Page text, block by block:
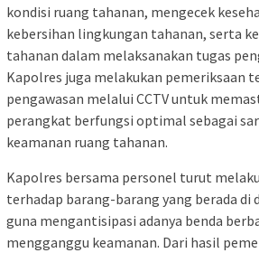
kondisi ruang tahanan, mengecek
kebersihan lingkungan tahanan, serta
tahanan dalam melaksanakan tugas
Kapolres juga melakukan pemeriksaan
pengawasan melalui CCTV untuk
perangkat berfungsi optimal sebagai
keamanan ruang tahanan.
Kapolres bersama personel turut
terhadap barang-barang yang berada di
guna mengantisipasi adanya benda
mengganggu keamanan. Dari hasil